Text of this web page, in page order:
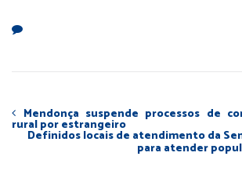
Mendonça suspende processos de
rural por estrangeiro
Definidos locais de atendimento da
para atender